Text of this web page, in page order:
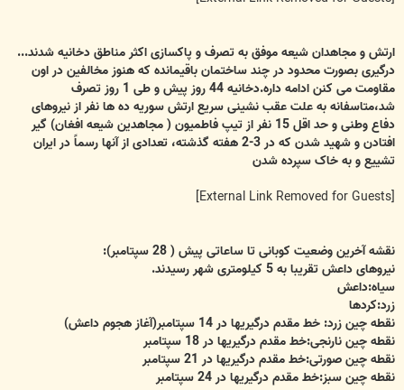
ارتش و مجاهدان شیعه موفق به تصرف و پاکسازی اکثر مناطق دخانیه شدند...
درگیری بصورت محدود در چند ساختمان باقیمانده که هنوز مخالفین در اون
مقاومت می کنن ادامه داره.دخانیه 44 روز پیش و طی 1 روز تصرف
شد،متاسفانه به علت عقب نشینی سریع ارتش سوریه ده ها نفر از نیروهای
دفاع وطنی و حد اقل 15 نفر از تیپ فاطمیون ( مجاهدین شیعه افغان) گیر
افتادن و شهید شدن که در 3-2 هفته گذشته، تعدادی از آنها رسماً در ایران
تشییع و به خاک سپرده شدن
نقشه آخرین وضعیت کوبانی تا ساعاتی پیش ( 28 سپتامبر):
نیروهای داعش تقریبا به 5 کیلومتری شهر رسیدند.
سیاه:داعش
زرد:کردها
نقطه چین زرد: خط مقدم درگیریها در 14 سپتامبر(آغاز هجوم داعش)
نقطه چین نارنجی:خط مقدم درگیریها در 18 سپتامبر
نقطه چین صورتی:خط مقدم درگیریها در 21 سپتامبر
نقطه چین سبز:خط مقدم درگیریها در 24 سپتامبر